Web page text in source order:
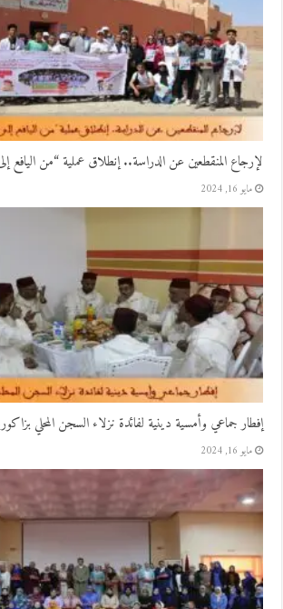
لإرجاع المنقطعين عن الدراسة.. إنطلاق عملية “من اليافع
مايو 16, 2024
إفطار جماعي وأمسية دينية لفائدة نزلاء السجن المحلي
مايو 16, 2024